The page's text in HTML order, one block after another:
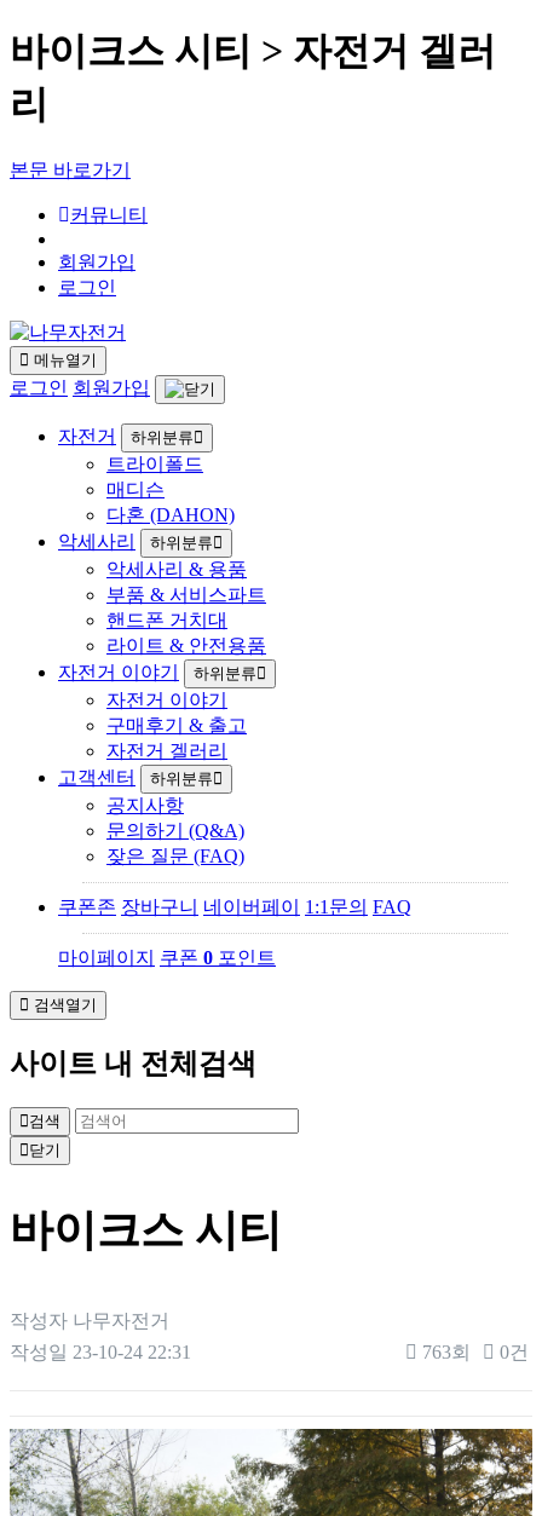
바이크스 시티 > 자전거 겔러
리
본문 바로가기
커뮤니티
회원가입
로그인
메뉴열기
로그인 회원가입
자전거 하위분류
트라이폴드
매디슨
다혼 (DAHON)
악세사리
하위분류
악세사리 & 용품
부품 & 서비스파트
핸드폰 거치대
라이트 & 안전용품
자전거 이야기
하위분류
자전거 이야기
구매후기 & 출고
자전거 겔러리
고객센터
하위분류
공지사항
문의하기 (Q&A)
잦은 질문 (FAQ)
쿠폰존 장바구니 네이버페이 1:1문의 FAQ
마이페이지 쿠폰 0 포인트
검색열기
사이트 내 전체검색
검색
닫기
바이크스 시티
작성자 나무자전거
작성일 23-10-24 22:31 763회 0건
본문